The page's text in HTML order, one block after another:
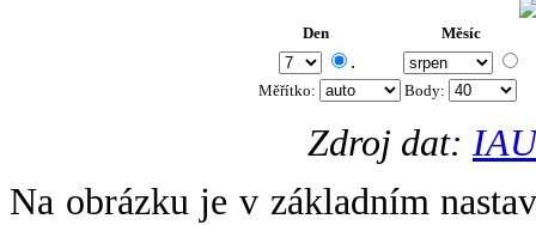
Den Měsíc
.
Měřítko: Body:
Zdroj dat:
Na obrázku je v základním